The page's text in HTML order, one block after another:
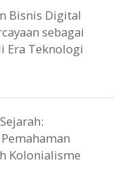
Bisnis Digital
sebagai
Era Teknologi
Kolonialisme